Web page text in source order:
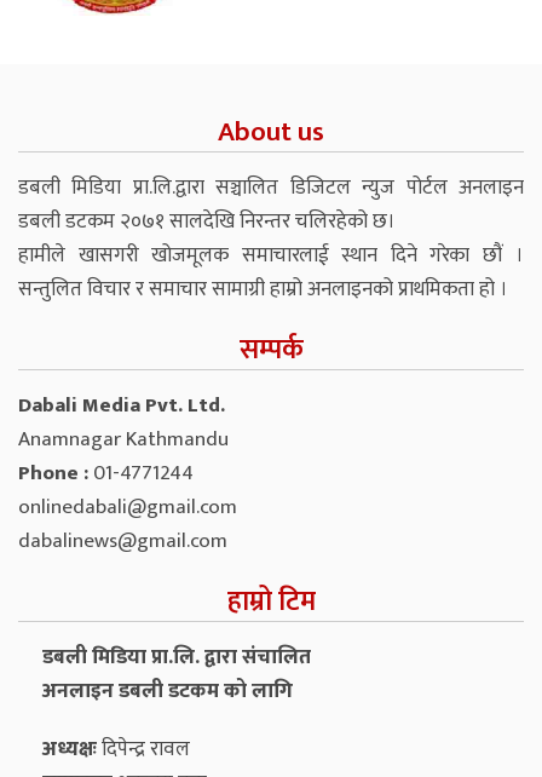
About us
डबली मिडिया प्रा.लि.द्वारा सञ्चालित डिजिटल न्युज पोर्टल अनलाइन
डबली डटकम २०७१ सालदेखि निरन्तर चलिरहेको छ।
हामीले खासगरी खोजमूलक समाचारलाई स्थान दिने गरेका छौं ।
सन्तुलित विचार र समाचार सामाग्री हाम्रो अनलाइनको प्राथमिकता हो ।
सम्पर्क
Dabali Media Pvt. Ltd.
Anamnagar Kathmandu
Phone :01-4771244
onlinedabali@gmail.com
dabalinews@gmail.com
हाम्रो टिम
डबली मिडिया प्रा.लि. द्वारा संचालित
अनलाइन डबली डटकम को लागि
अध्यक्षःदिपेन्द्र रावल